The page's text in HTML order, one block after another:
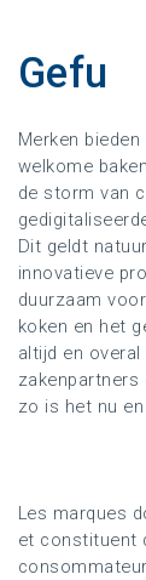
Gefu
Merken
welkome
de storm van
Dit geldt
innovatieve
duurzaam
koken en het
altijd en
zakenpartners
zo is het nu
Les marques
et constituent